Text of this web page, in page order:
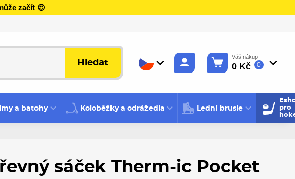
začít 😍
Hledat
Váš nákup
0 Kč 0
a batohy Koloběžky a odrážedla Lední brusle
pro
sáček Therm-ic Pocket